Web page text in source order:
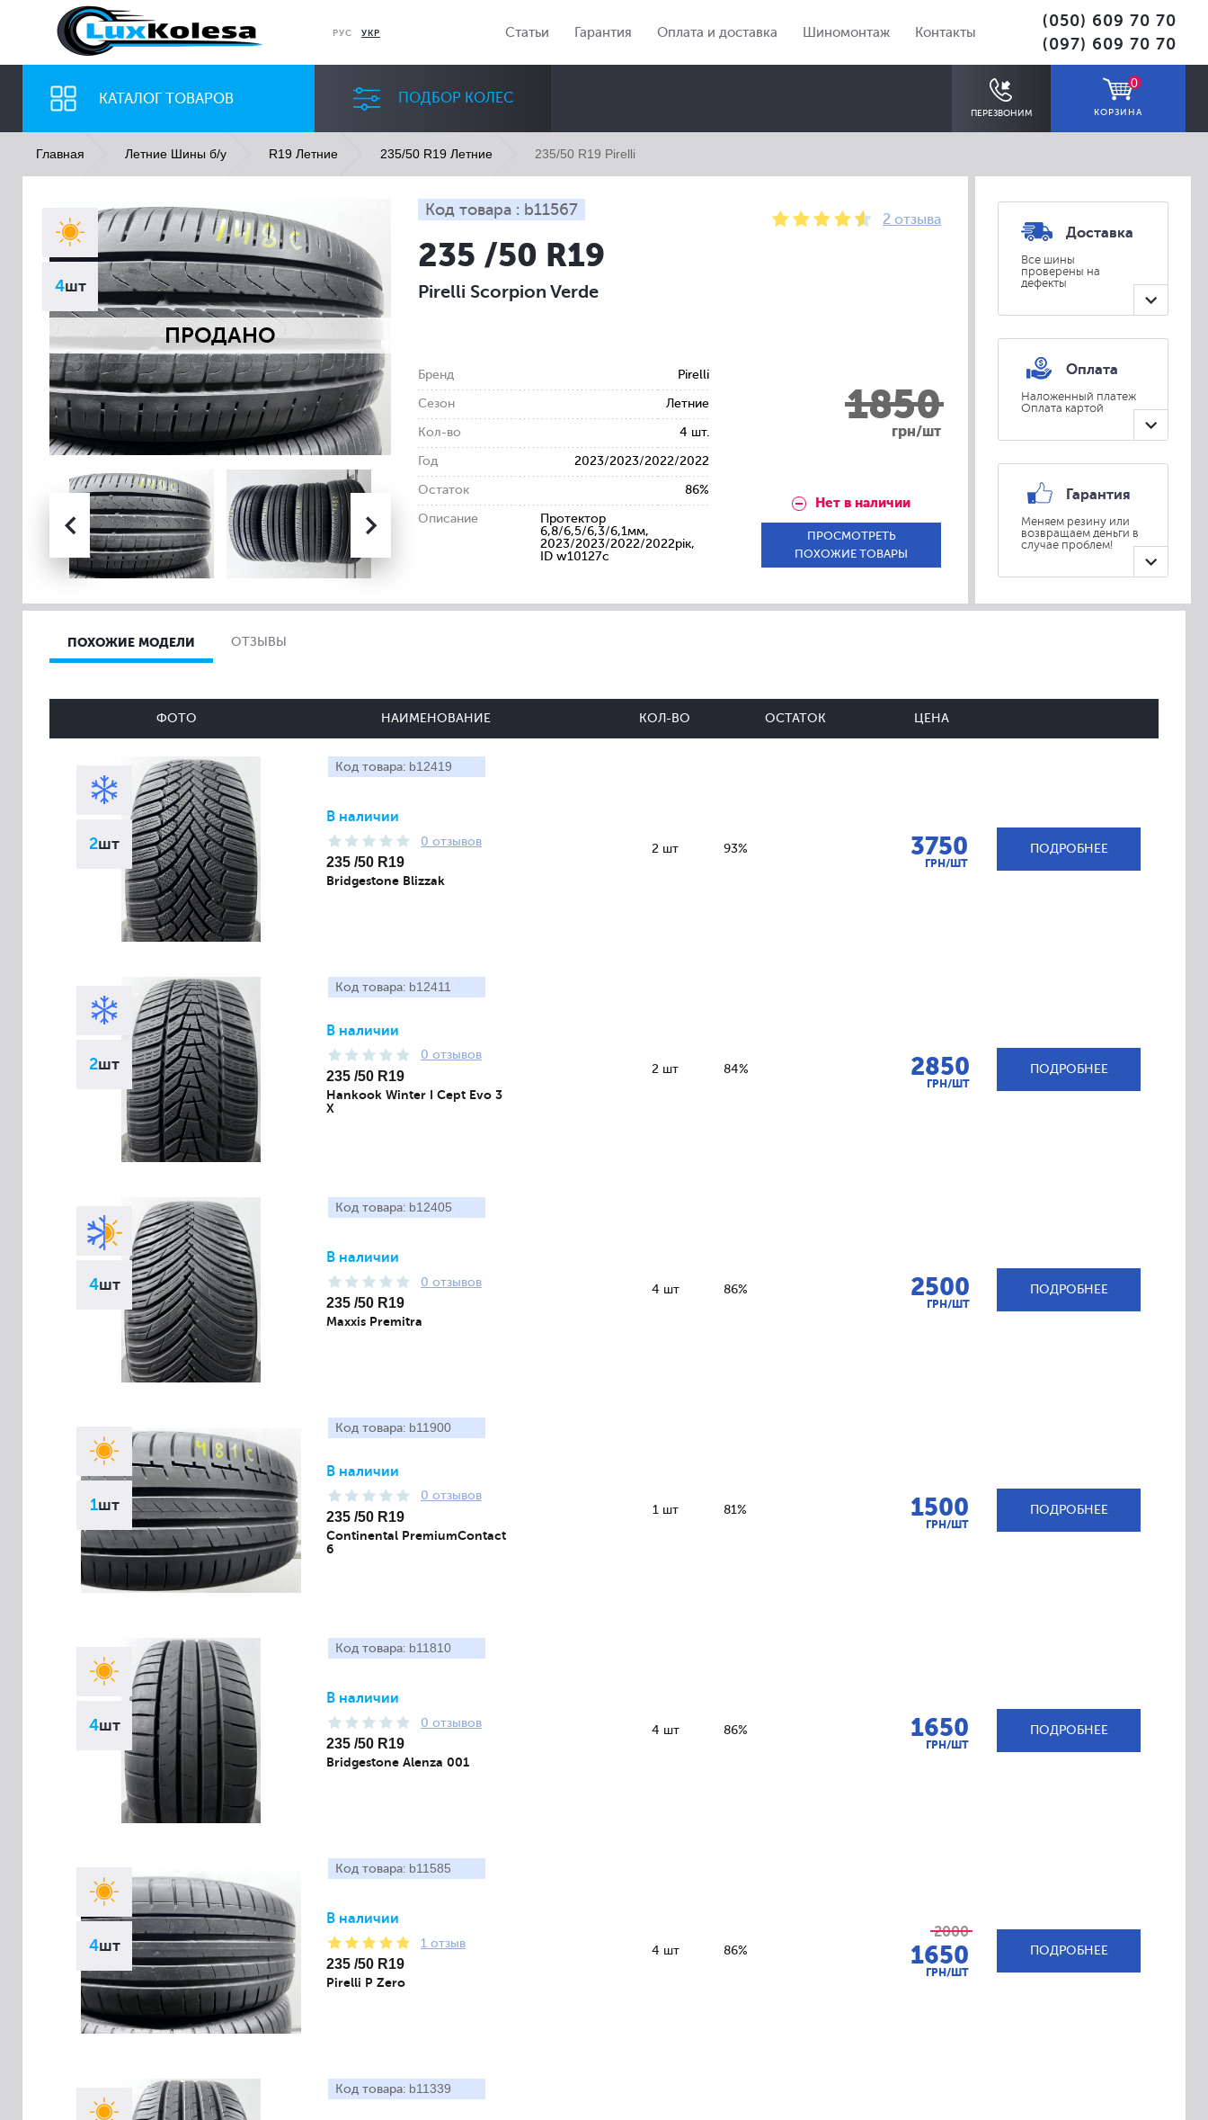
РУС УКР Статьи Гарантия Оплата и доставка Шиномонтаж Контакты
(050) 609 70 70
(097) 609 70 70
КАТАЛОГ ТОВАРОВ ПОДБОР КОЛЕС
ПЕРЕЗВОНИМ
0
КОРЗИНА
ШИНЫ ДИСКИ
Ширина
Все
Профиль
Все
Диаметр
Все
Сезон
Все
Главная Летние Шины б/у R19 Летние 235/50 R19 Летние 235/50 R19 Pirelli
ПРОДАНО
4шт
Код товара : b11567
2 отзыва
235 /50 R19
Pirelli Scorpion Verde
Бренд Pirelli
Сезон Летние
Кол-во 4 шт.
Год 2023/2023/2022/2022
Остаток 86%
Описание
Протектор
6,8/6,5/6,3/6,1мм,
2023/2023/2022/2022рік,
ID w10127c
1850
грн/шт
Нет в наличии
ПРОСМОТРЕТЬ
ПОХОЖИЕ ТОВАРЫ
Доставка
Все шины
проверены на
дефекты
Оплата
Наложенный платеж
Оплата картой
Гарантия
Меняем резину или
возвращаем деньги в
случае проблем!
ПОХОЖИЕ МОДЕЛИ ОТЗЫВЫ
ФОТО НАИМЕНОВАНИЕ КОЛ-ВО ОСТАТОК ЦЕНА
2шт
Код товара: b12419
В наличии
0 отзывов
235 /50 R19
Bridgestone Blizzak
2 шт 93% 3750
ГРН/ШТ
ПОДРОБНЕЕ
2шт
Код товара: b12411
В наличии
0 отзывов
235 /50 R19
Hankook Winter I Cept Evo 3
X
2 шт 84% 2850
ГРН/ШТ
ПОДРОБНЕЕ
4шт
Код товара: b12405
В наличии
0 отзывов
235 /50 R19
Maxxis Premitra
4 шт 86% 2500
ГРН/ШТ
ПОДРОБНЕЕ
1шт
Код товара: b11900
В наличии
0 отзывов
235 /50 R19
Continental PremiumContact
6
1 шт 81% 1500
ГРН/ШТ
ПОДРОБНЕЕ
4шт
Код товара: b11810
В наличии
0 отзывов
235 /50 R19
Bridgestone Alenza 001
4 шт 86% 1650
ГРН/ШТ
ПОДРОБНЕЕ
4шт
Код товара: b11585
В наличии
1 отзыв
235 /50 R19
Pirelli P Zero
4 шт 86%
2000
1650
ГРН/ШТ
ПОДРОБНЕЕ
Код товара: b11339